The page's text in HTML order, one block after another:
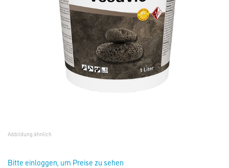
Abbildung ähnlich
Bitte einloggen, um Preise zu sehen